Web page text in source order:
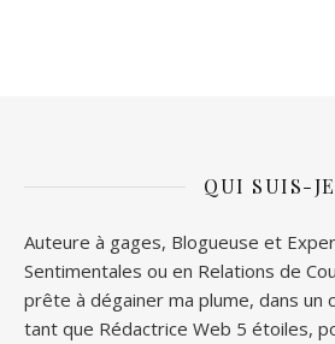
QUI SUIS-JE
Auteure à gages, Blogueuse et
Sentimentales ou en Relations de
prête à dégainer ma plume, dans un
tant que Rédactrice Web 5 étoiles,